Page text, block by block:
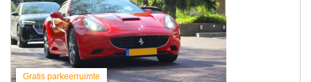
Gratis parkeerruimte